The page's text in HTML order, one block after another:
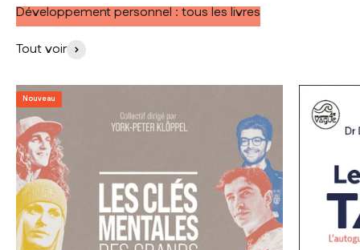
Développement personnel : tous les livres
Tout voir
Nouveau